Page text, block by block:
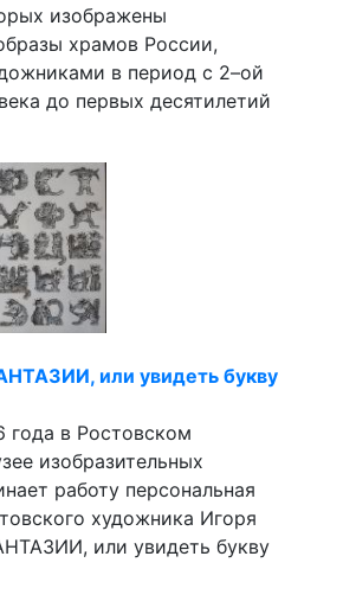
изображены
храмов России,
в период с 2–ой
до первых десятилетий
или увидеть букву
года в Ростовском
изобразительных
работу персональная
художника Игоря
или увидеть букву